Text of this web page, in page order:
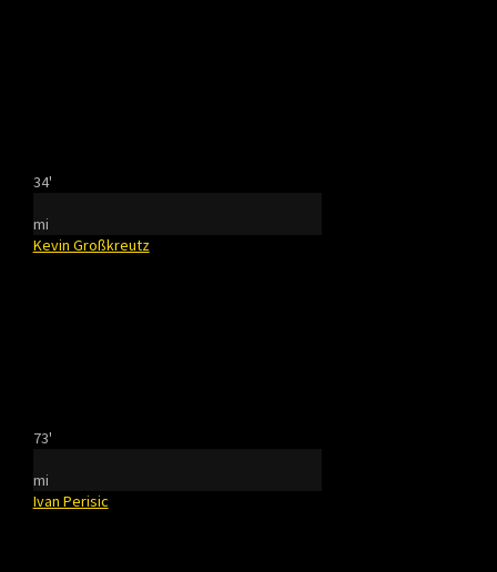
34'
mi
Kevin Großkreutz
73'
mi
Ivan Perisic